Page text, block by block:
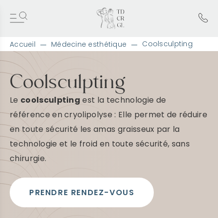
Accueil Médecine esthétique Coolsculpting
l
i
c
t
e
n
Coolsculpting
Le coolsculpting est la technologie de
référence en cryolipolyse : Elle permet de réduire
en toute sécurité les amas graisseux par la
technologie et le froid en toute sécurité, sans
chirurgie.
PRENDRE RENDEZ-VOUS